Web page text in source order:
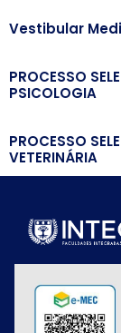
Vestibular
PROCESSO
PSICOLOGIA
PROCESSO
VETERINÁRIA